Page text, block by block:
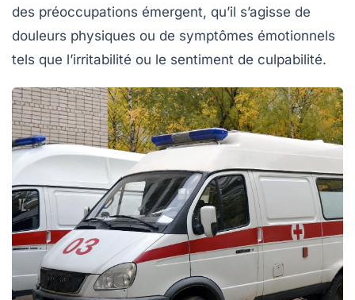
des préoccupations émergent, qu’il s’agisse de
douleurs physiques ou de symptômes émotionnels
tels que l’irritabilité ou le sentiment de culpabilité.